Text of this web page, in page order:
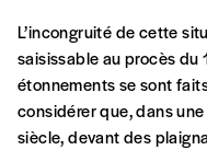
Prénom
Nom*
L’incongruité de cette
saisissable au procès
étonnements se sont
considérer que, dans
siècle, devant des